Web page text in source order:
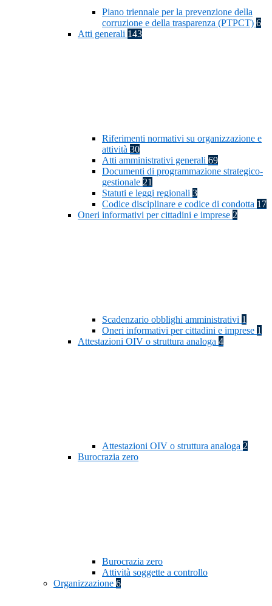
Piano triennale per la prevenzione della
corruzione e della trasparenza (PTPCT) 6
Atti generali 143
Riferimenti normativi su organizzazione e
attività 30
Atti amministrativi generali 69
Documenti di programmazione strategico-
gestionale 21
Statuti e leggi regionali 3
Codice disciplinare e codice di condotta 17
Oneri informativi per cittadini e imprese 2
Scadenzario obblighi amministrativi 1
Oneri informativi per cittadini e imprese 1
Attestazioni OIV o struttura analoga 4
Attestazioni OIV o struttura analoga 2
Burocrazia zero
Burocrazia zero
Attività soggette a controllo
Organizzazione 6